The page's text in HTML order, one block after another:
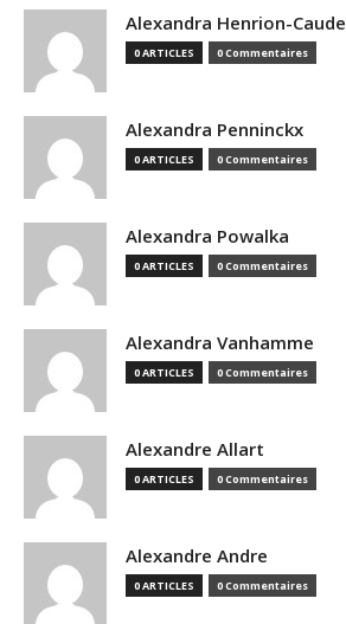
Alexandra Henrion-Caude
0 ARTICLES 0 Commentaires
Alexandra Penninckx
0 ARTICLES 0 Commentaires
Alexandra Powalka
0 ARTICLES 0 Commentaires
Alexandra Vanhamme
0 ARTICLES 0 Commentaires
Alexandre Allart
0 ARTICLES 0 Commentaires
Alexandre Andre
0 ARTICLES 0 Commentaires